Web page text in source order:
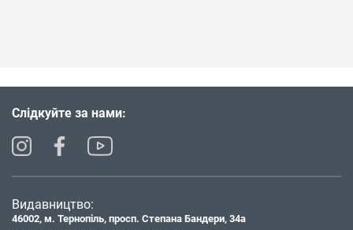
Слідкуйте за нами:
Видавництво:
46002, м. Тернопіль, просп. Степана Бандери, 34а